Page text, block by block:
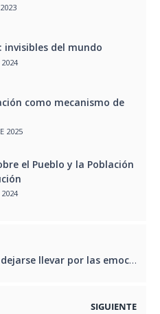
invisibles del mundo
como mecanismo de
2025
el Pueblo y la Población
llevar por las emociones
SIGUIENTE